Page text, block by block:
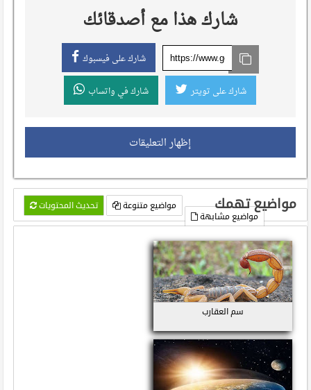
شارك هذا مع أصدقائك
شارك على فيسبوك
شارك على تويتر شارك في واتساب
إظهار التعليقات
مواضيع تهمك تحديث المحتويات
مواضيع متنوعة
مواضيع مشابهة
سم العقارب